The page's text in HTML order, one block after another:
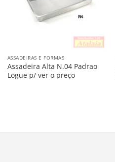
ASSADEIRAS E FORMAS
Assadeira Alta N.04 Padrao
Logue p/ ver o preço